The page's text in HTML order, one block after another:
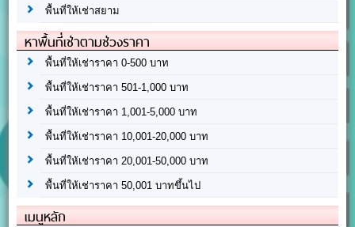
พื้นที่ให้เช่าสยาม
หาพื้นที่เช่าตามช่วงราคา
พื้นที่ให้เช่าราคา 0-500 บาท
พื้นที่ให้เช่าราคา 501-1,000 บาท
พื้นที่ให้เช่าราคา 1,001-5,000 บาท
พื้นที่ให้เช่าราคา 10,001-20,000 บาท
พื้นที่ให้เช่าราคา 20,001-50,000 บาท
พื้นที่ให้เช่าราคา 50,001 บาทขึ้นไป
เมนูหลัก